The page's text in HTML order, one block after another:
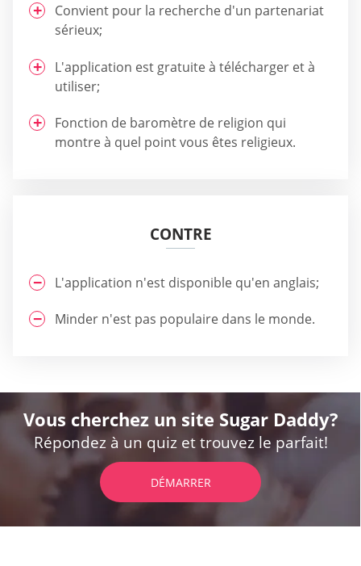
Convient pour la recherche d'un partenariat
sérieux;
L'application est gratuite à télécharger et à
utiliser;
Fonction de baromètre de religion qui
montre à quel point vous êtes religieux.
CONTRE
L'application n'est disponible qu'en anglais;
Minder n'est pas populaire dans le monde.
Vous cherchez un site Sugar Daddy?
Répondez à un quiz et trouvez le parfait!
DÉMARRER